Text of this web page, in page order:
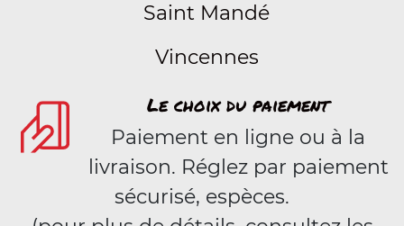
Saint Mandé
Vincennes
Le choix du paiement
Paiement en ligne ou à la
livraison. Réglez par paiement
sécurisé, espèces.